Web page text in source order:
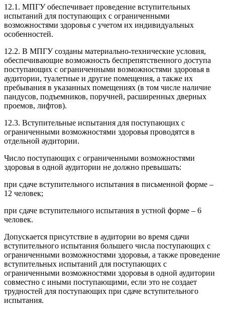
12.1. МПГУ обеспечивает проведение вступительных
испытаний для поступающих с ограниченными
возможностями здоровья с учетом их индивидуальных
особенностей.
12.2. В МПГУ созданы материально-технические условия,
обеспечивающие возможность беспрепятственного доступа
поступающих с ограниченными возможностями здоровья в
аудитории, туалетные и другие помещения, а также их
пребывания в указанных помещениях (в том числе наличие
пандусов, подъемников, поручней, расширенных дверных
проемов, лифтов).
12.3. Вступительные испытания для поступающих с
ограниченными возможностями здоровья проводятся в
отдельной аудитории.
Число поступающих с ограниченными возможностями
здоровья в одной аудитории не должно превышать:
при сдаче вступительного испытания в письменной форме –
12 человек;
при сдаче вступительного испытания в устной форме – 6
человек.
Допускается присутствие в аудитории во время сдачи
вступительного испытания большего числа поступающих с
ограниченными возможностями здоровья, а также проведение
вступительных испытаний для поступающих с
ограниченными возможностями здоровья в одной аудитории
совместно с иными поступающими, если это не создает
трудностей для поступающих при сдаче вступительного
испытания.